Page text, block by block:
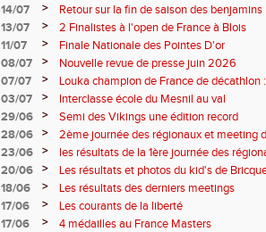
14/07
>
Retour sur la fin de saison des benjamins
13/07
>
2 Finalistes à l'open de France à Blois
11/07
>
Finale Nationale des Pointes D'or
08/07
>
Nouvelle revue de presse juin 2026
07/07
>
Louka champion de France de décathlon
points !
03/07 >
Interclasse école du Mesnil au val
29/06
>
Semi des Vikings une édition record
28/06
>
2ème journée des régionaux et meeting
23/06
>
les résultats de la 1ère journée des
2 titres
20/06 >
Les résultats et photos du kid's de
18/06
>
Les résultats des derniers meetings
17/06
>
Les courants de la liberté
17/06
>
4 médailles au France Masters